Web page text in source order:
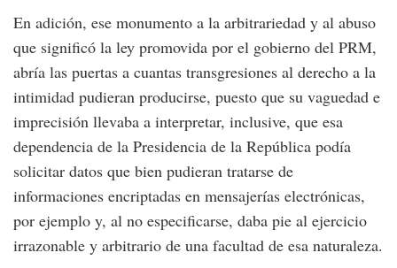
En adición, ese monumento a la arbitrariedad y al abuso
que significó la ley promovida por el gobierno del PRM,
abría las puertas a cuantas transgresiones al derecho a la
intimidad pudieran producirse, puesto que su vaguedad e
imprecisión llevaba a interpretar, inclusive, que esa
dependencia de la Presidencia de la República podía
solicitar datos que bien pudieran tratarse de
informaciones encriptadas en mensajerías electrónicas,
por ejemplo y, al no especificarse, daba pie al ejercicio
irrazonable y arbitrario de una facultad de esa naturaleza.